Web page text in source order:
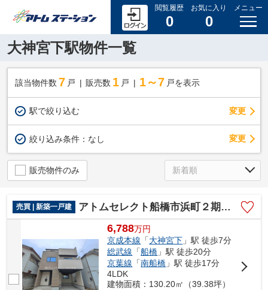
閲覧履歴
0
お気に入り
0
メニュー
大神宮下駅物件一覧
該当物件数 7 戸 販売数 1 戸 1～7 戸を表示
駅で絞り込む 変更
絞り込み条件： なし 変更
販売物件のみ
売買 | 新築一戸建 アトムセレクト船橋市浜町２期１号棟
6,788万円
京成本線 「大神宮下 」駅 徒歩7分
総武線 「船橋 」駅 徒歩20分
京葉線 「南船橋 」駅 徒歩17分
4LDK
建物面積：130.20㎡（39.38坪）